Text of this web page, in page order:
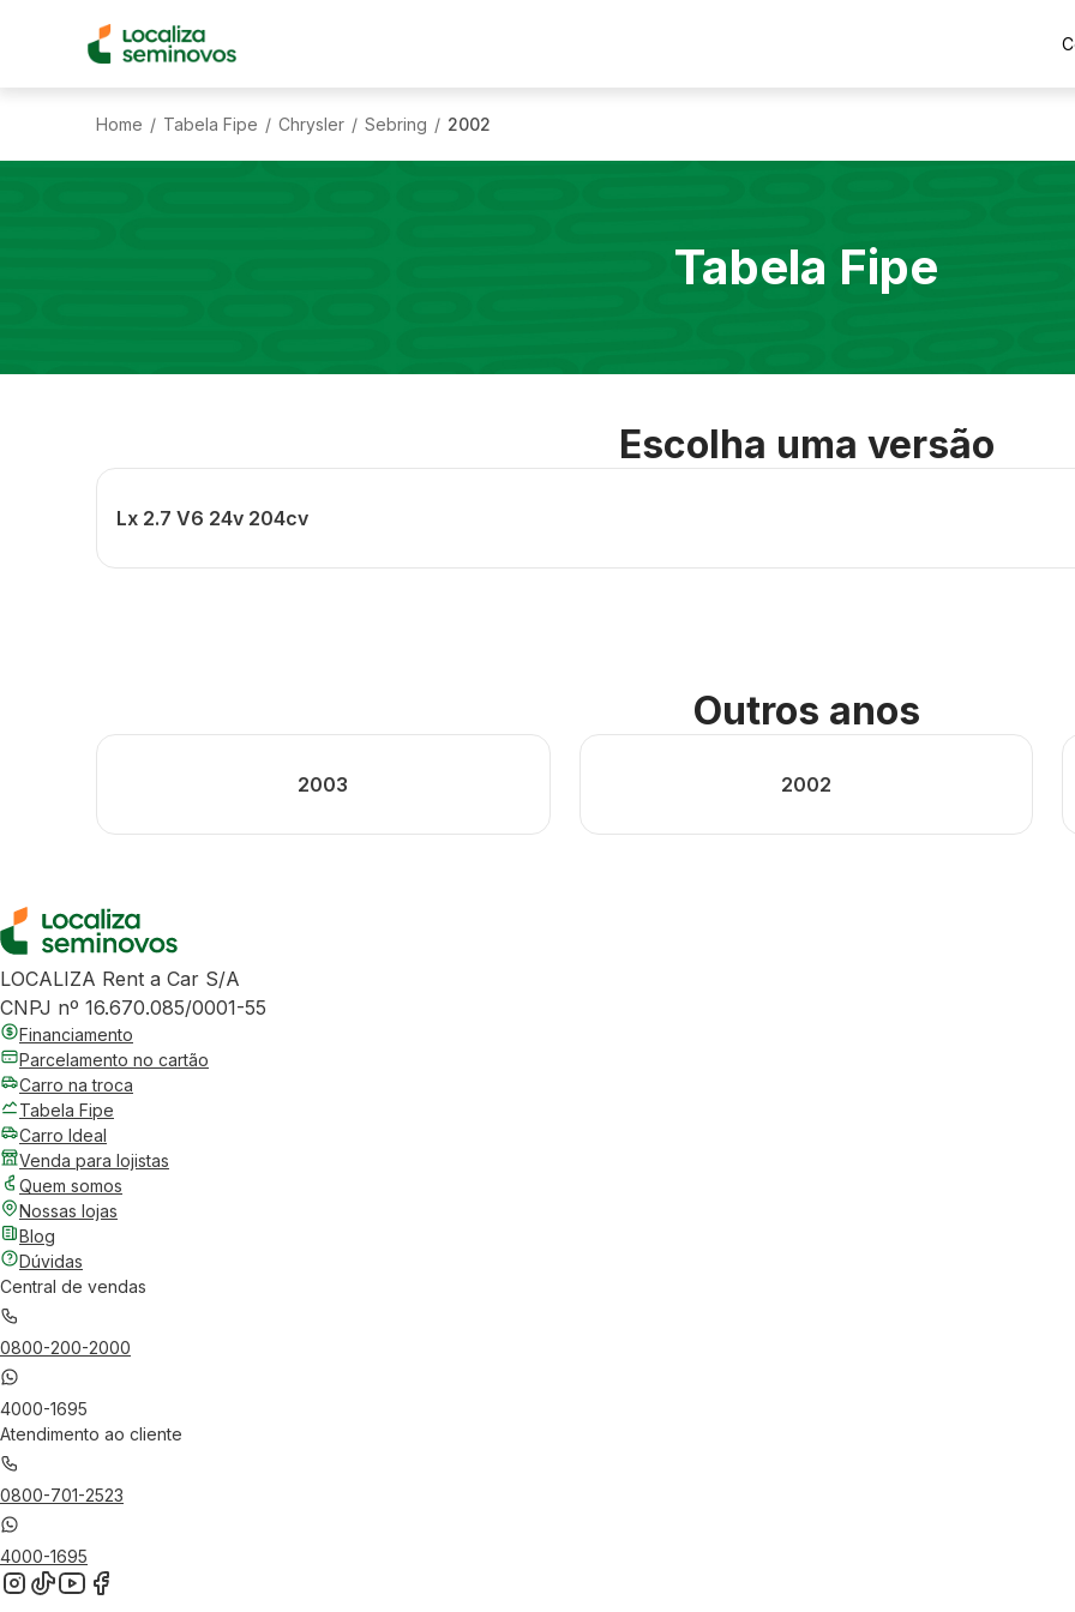
Home / Tabela Fipe / Chrysler / Sebring / 2002
Tabela Fipe
Escolha uma versão
Lx 2.7 V6 24v 204cv
Outros anos
2003 2002
LOCALIZA Rent a Car S/A
CNPJ nº 16.670.085/0001-55
Financiamento
Parcelamento no cartão
Carro na troca
Tabela Fipe
Carro Ideal
Venda para lojistas
Quem somos
Nossas lojas
Blog
Dúvidas
Central de vendas
0800-200-2000
4000-1695
Atendimento ao cliente
0800-701-2523
4000-1695